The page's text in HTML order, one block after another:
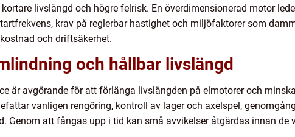
livslängd och högre felrisk. En överdimensionerad motor
krav på reglerbar hastighet och miljöfaktorer som
och driftsäkerhet.
och hållbar livslängd
är avgörande för att förlänga livslängden på elmotorer och
vanligen rengöring, kontroll av lager och axelspel,
Genom att fångas upp i tid kan små avvikelser åtgärdas innan de